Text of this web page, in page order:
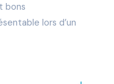
bons
lors d’un